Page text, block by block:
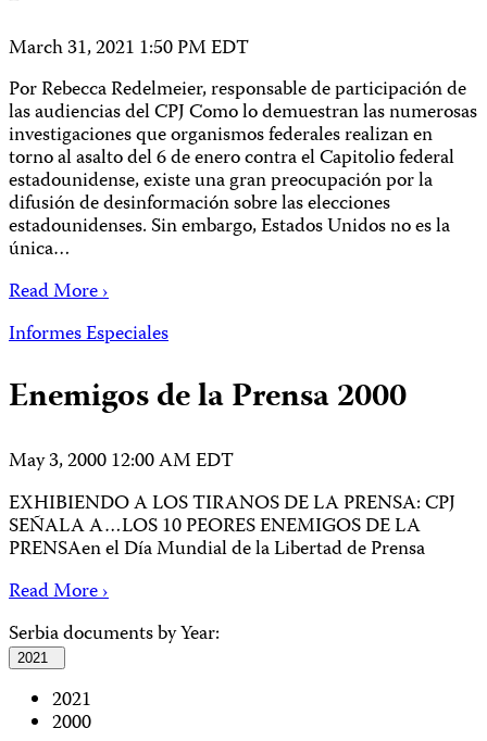
March 31, 2021 1:50 PM EDT
Por Rebecca Redelmeier, responsable de participación de
las audiencias del CPJ Como lo demuestran las numerosas
investigaciones que organismos federales realizan en
torno al asalto del 6 de enero contra el Capitolio federal
estadounidense, existe una gran preocupación por la
difusión de desinformación sobre las elecciones
estadounidenses. Sin embargo, Estados Unidos no es la
única…
Read More ›
Informes Especiales
Enemigos de la Prensa 2000
May 3, 2000 12:00 AM EDT
EXHIBIENDO A LOS TIRANOS DE LA PRENSA: CPJ
SEÑALA A…LOS 10 PEORES ENEMIGOS DE LA
PRENSAen el Día Mundial de la Libertad de Prensa
Read More ›
Serbia documents by Year:
2021
2021
2000